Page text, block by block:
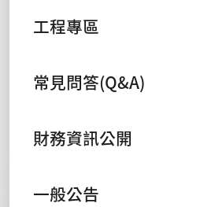
工程專區
常見問答(Q&A)
財務資訊公開
一般公告